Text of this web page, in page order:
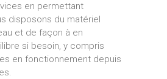
en permettant
disposons du matériel
et de façon à en
si besoin, y compris
en fonctionnement depuis